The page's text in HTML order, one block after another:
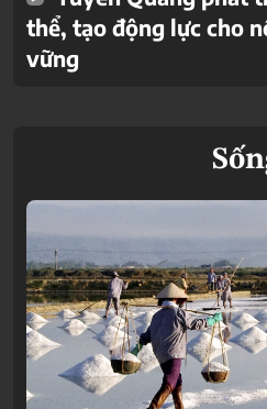
thể, tạo động lực cho
vững